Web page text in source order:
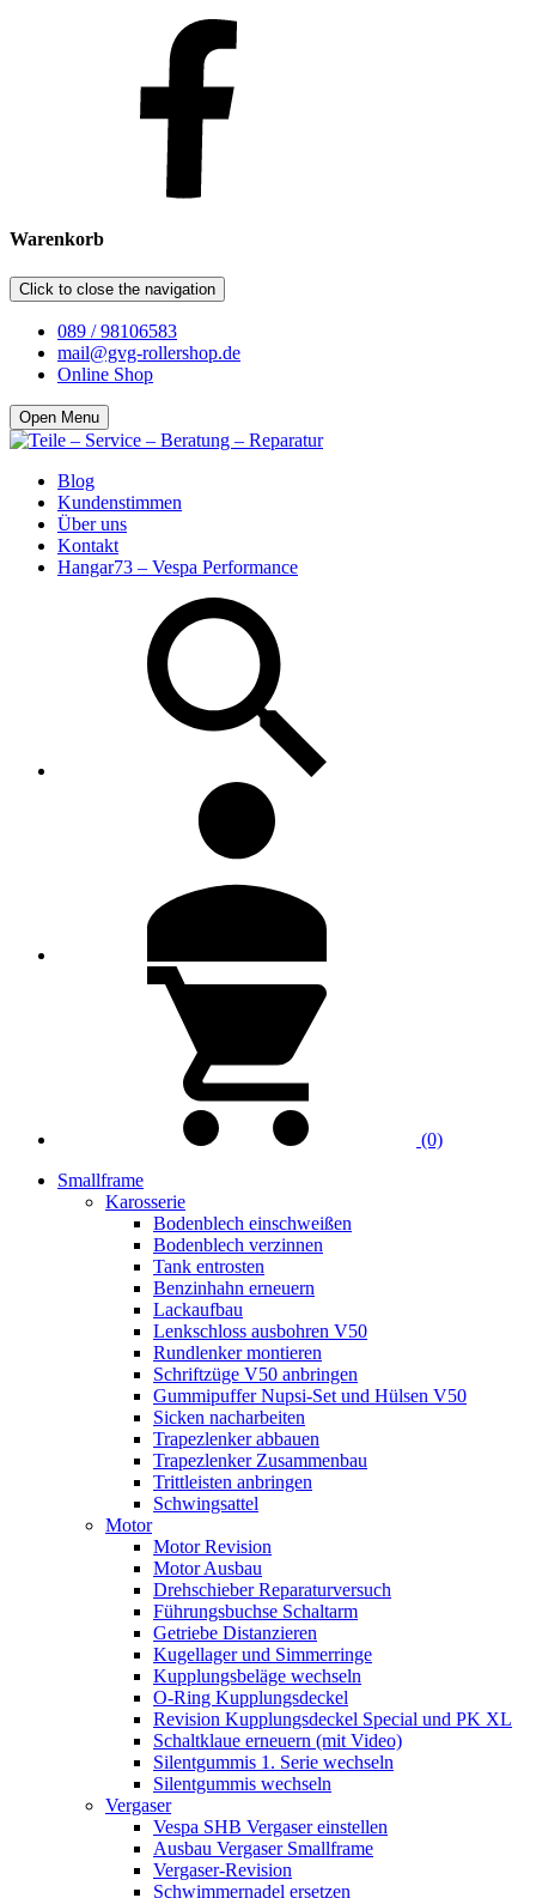
Warenkorb
Click to close the navigation
089 / 98106583
mail@gvg-rollershop.de
Online Shop
Open Menu
Blog
Kundenstimmen
Über uns
Kontakt
Hangar73 – Vespa Performance
(0)
Smallframe
Karosserie
Bodenblech einschweißen
Bodenblech verzinnen
Tank entrosten
Benzinhahn erneuern
Lackaufbau
Lenkschloss ausbohren V50
Rundlenker montieren
Schriftzüge V50 anbringen
Gummipuffer Nupsi-Set und Hülsen V50
Sicken nacharbeiten
Trapezlenker abbauen
Trapezlenker Zusammenbau
Trittleisten anbringen
Schwingsattel
Motor
Motor Revision
Motor Ausbau
Drehschieber Reparaturversuch
Führungsbuchse Schaltarm
Getriebe Distanzieren
Kugellager und Simmerringe
Kupplungsbeläge wechseln
O-Ring Kupplungsdeckel
Revision Kupplungsdeckel Special und PK XL
Schaltklaue erneuern (mit Video)
Silentgummis 1. Serie wechseln
Silentgummis wechseln
Vergaser
Vespa SHB Vergaser einstellen
Ausbau Vergaser Smallframe
Vergaser-Revision
Schwimmernadel ersetzen